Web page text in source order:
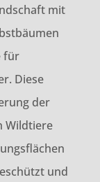
mit
für
Diese
der
Wildtiere
und